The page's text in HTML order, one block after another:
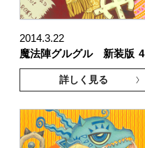
2014.3.22
魔法陣グルグル 新装版 4
詳しく見る